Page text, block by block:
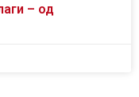
– од